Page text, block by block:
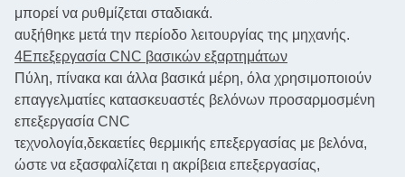
μπορεί να ρυθμίζεται σταδιακά.
αυξήθηκε μετά την περίοδο λειτουργίας της μηχανής.
4Επεξεργασία CNC βασικών εξαρτημάτων
Πύλη, πίνακα και άλλα βασικά μέρη, όλα χρησιμοποιούν
επαγγελματίες κατασκευαστές βελόνων προσαρμοσμένη
επεξεργασία CNC
τεχνολογία,δεκαετίες θερμικής επεξεργασίας με βελόνα,
ώστε να εξασφαλίζεται η ακρίβεια επεξεργασίας,